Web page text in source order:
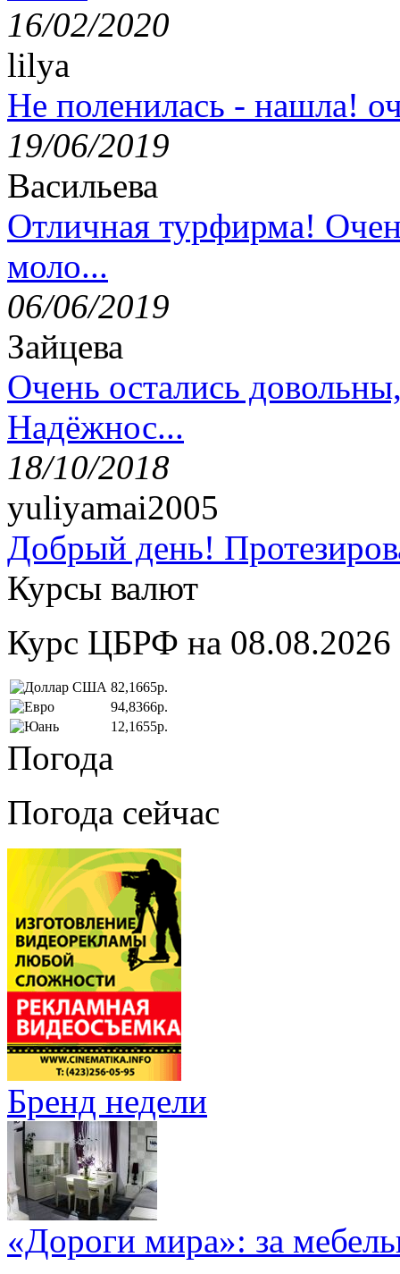
16/02/2020
lilya
Не поленилась - нашла!
19/06/2019
Васильева
Отличная турфирма!
моло...
06/06/2019
Зайцева
Очень остались
Надёжнос...
18/10/2018
yuliyamai2005
Добрый день!
Курсы валют
Курс ЦБРФ на 08.08.2026
82,1665р.
94,8366р.
12,1655р.
Погода
Погода сейчас
Бренд недели
«Дороги мира»: за